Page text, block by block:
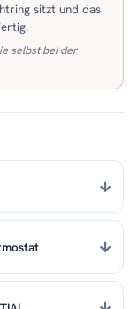
sitzt und das
selbst bei der